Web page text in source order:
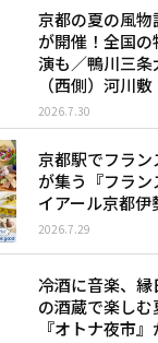
京都の夏の風物
が開催！全国
演も／鴨川三
（西側）河川敷
2026.7.30
京都駅でフラ
が集う『フラ
イアール京都伊
2026.7.29
冷酒に音楽、
の酒蔵で楽し
『オトナ夜市